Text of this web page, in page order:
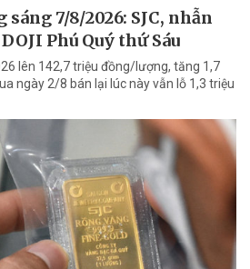
7/8/2026: SJC, nhẫn
Phú Quý thứ Sáu
lên 142,7 triệu đồng/lượng, tăng 1,7
ngày 2/8 bán lại lúc này vẫn lỗ 1,3 triệu